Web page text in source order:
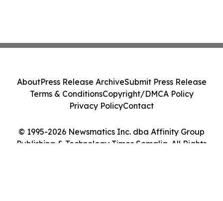
© 1995-2026 Newsmatics Inc. dba Affinity Group
Publishing & Technology Times Somalia. All Rights
AboutPress Release ArchiveSubmit Press Release
Terms & ConditionsCopyright/DMCA Policy
Privacy PolicyContact